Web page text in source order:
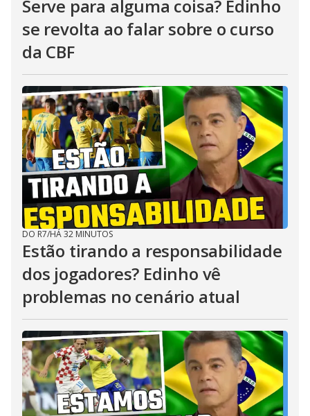
Serve para alguma coisa? Edinho
se revolta ao falar sobre o curso
da CBF
DO R7/HÁ 32 MINUTOS
Estão tirando a responsabilidade
dos jogadores? Edinho vê
problemas no cenário atual